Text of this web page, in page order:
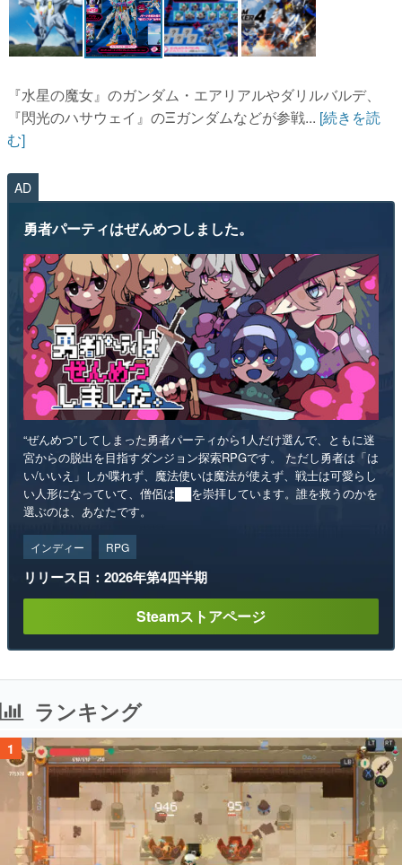
『水星の魔女』のガンダム・エアリアルやダリルバルデ、
『閃光のハサウェイ』のΞガンダムなどが参戦... [続きを読
む]
AD
勇者パーティはぜんめつしました。
“ぜんめつ”してしまった勇者パーティから1人だけ選んで、ともに迷
宮からの脱出を目指すダンジョン探索RPGです。 ただし勇者は「は
い/いいえ」しか喋れず、魔法使いは魔法が使えず、戦士は可愛らし
い人形になっていて、僧侶は██を崇拝しています。誰を救うのかを
選ぶのは、あなたです。
インディー RPG
リリース日：2026年第4四半期
Steamストアページ
ランキング
1